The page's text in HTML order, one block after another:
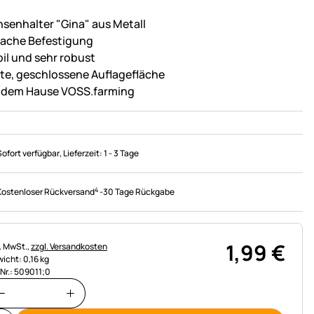
"Gina" aus Metall
Befestigung
und sehr robust
geschlossene Auflagefläche
Hause VOSS.farming
verfügbar, Lieferzeit:1 - 3 Tage
Rückversand4-30 Tage Rückgabe
MwSt.,zzgl. Versandkosten
0,16 kg
509011;0
1,99€